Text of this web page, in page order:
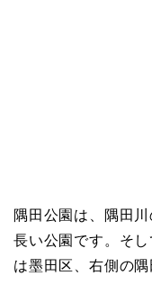
隅田公園は、隅田
長い公園です。そ
は墨田区、右側の